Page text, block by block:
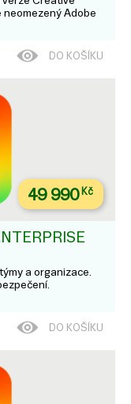
Adobe
DO KOŠÍKU
49 990Kč
a organizace.
DO KOŠÍKU